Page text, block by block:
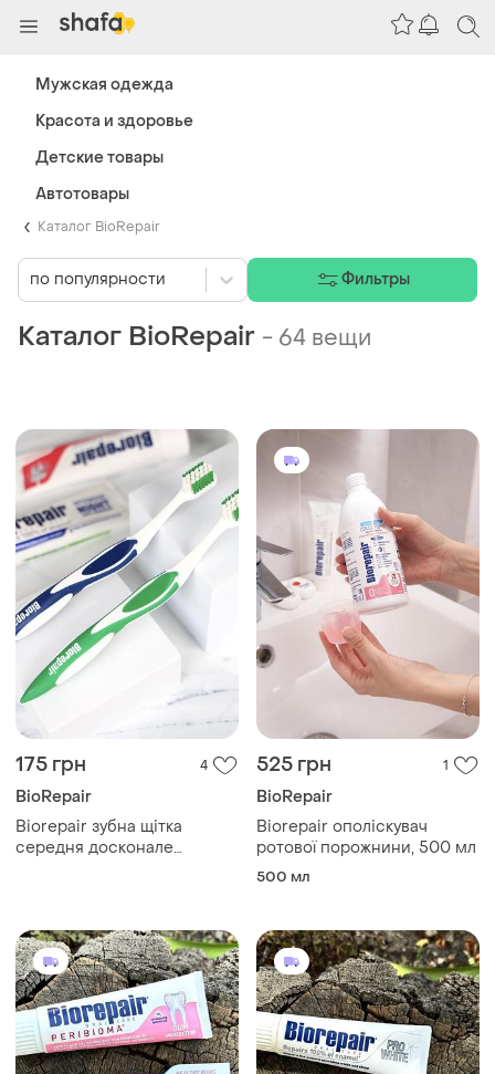
Каталог BioRepair
Каталог BioRepair - 64 вещи
175 грн 4
BioRepair
Biorepair зубна щітка
середня досконале
525 грн 1
BioRepair
Biorepair ополіскувач
ротової порожнини, 500 мл
500 мл
по популярности Фильтры
Мужская одежда
Красота и здоровье
Детские товары
Автотовары